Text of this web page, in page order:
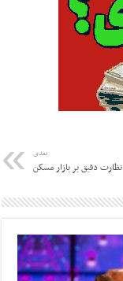
بعدی
نظارت دقیق بر بازار مسکن